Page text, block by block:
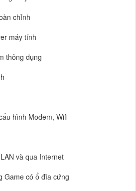
chỉnh
máy tính
thông dụng
hình Modem, Wifi
và qua Internet
Game có ổ đĩa cứng